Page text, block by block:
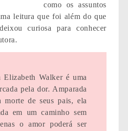
como os assuntos
leitura que foi além do que
curiosa para conhecer
Elizabeth Walker é uma
pela dor. Amparada
morte de seus pais, ela
em um caminho sem
o amor poderá ser